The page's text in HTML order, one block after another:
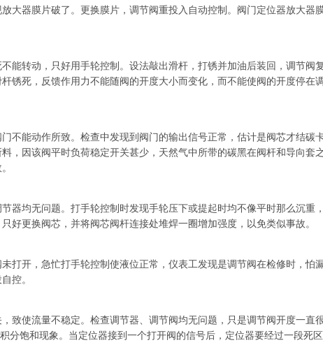
大器膜片破了。更换膜片，调节阀重投入自动控制。阀门定位器放大器
转动，只好用手轮控制。设法敲出滑杆，打锈并加油后装回，调节阀
锈死，反馈作用力不能随阀的开度大小而变化，而不能使阀的开度停在
能动作所致。检查中发现到阀门的输出信号正常，估计是阀芯才结碳
，因该阀平时负荷稳定开关甚少，天然气中所带的碳黑在阀杆和导向套
均无问题。打手轮控制时发现手轮压下或提起时均不像平时那么沉重
好更换阀芯，并将阀芯阀杆连接处堆焊一圈增加强度，以免类似事故。
开，急忙打手轮控制使液位正常，仪表工发现是调节阀在检修时，怕
控。
使流量不稳定。检查调节器、调节阀均无问题，只是调节阀开度一直
分饱和现象。当定位器接到一个打开阀的信号后，定位器要经过一段死